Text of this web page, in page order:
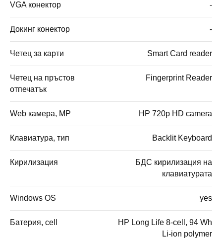
VGA конектор -
Докинг конектор -
Четец за карти Smart Card reader
Четец на пръстов
отпечатък
Fingerprint Reader
Web камера, MP HP 720p HD camera
Клавиатура, тип Backlit Keyboard
Кирилизация
БДС кирилизация на
клавиатурата
Windows OS yes
Батерия, cell
HP Long Life 8-cell, 94 Wh
Li-ion polymer